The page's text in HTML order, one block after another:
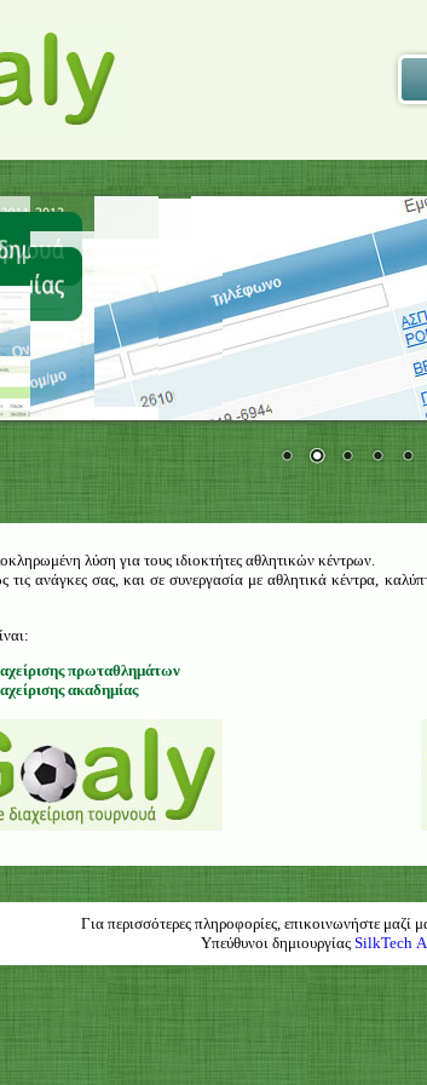
λύση για τους ιδιοκτήτες αθλητικών κέντρων.
ανάγκες σας, και σε συνεργασία με αθλητικά κέντρα,
πρωταθλημάτων
ακαδημίας
Για περισσότερες πληροφορίες, επικοινωνήστε μαζί
Υπεύθυνοι δημιουργίας SilkTech